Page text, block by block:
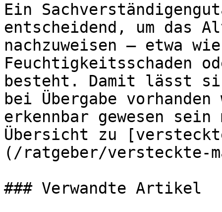
Ein
entscheidend, um das
nachzuweisen — etwa
Feuchtigkeitsschaden
besteht. Damit lässt
bei Übergabe
erkennbar gewesen
Übersicht zu
(/ratgeber/versteckte-
### Verwandte Artikel